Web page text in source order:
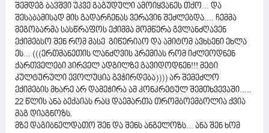
შემდეგ ბავშვი უკვე გაგუდული ამოიყვანეს თქო... და
შესაბამისად მის გადარჩენას ვერავინ შეძლებდა.... ჩემმა
მეგობარმა სასწრაფოს ექიმმა მომწერა გვლანძღავენ
ექიმებსო შენ რომ მასე გიწერიაო და ამიტომ ავხსენი ეხლა
ეს... (((ერთმანეთის ლანძღვის პრემიას რომ იძლეოდნენ
ქართველები პირველ ადგილზე გავიდოდნენ!!! მეტი
კულტურული ევოლუცია გვჭირდება)))) არ შემეძლო
ექიმების მხარე არ დამეჭირა ამ კონკრეტულ შემთხვევაში.....
22 წლის ანა ბექაიას რაც დაემართა თრომბოემბოლია ქვია
მაგ დიაგნოზს.
მზე დაგიბნელდათო შენ და შენს ანგელოზს... ანა შენ ხომ